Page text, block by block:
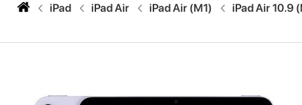
iPad iPad Air iPad Air (M1) iPad Air 10.9